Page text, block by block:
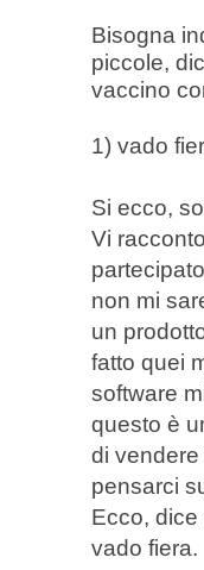
Bisogna
piccole,
vaccino
1) vado
Si ecco,
Vi
non mi
un
fatto quei
software
questo è
di
pensarci
Ecco,
vado fiera.